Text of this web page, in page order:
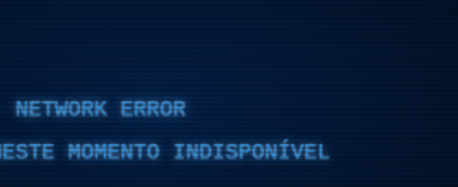
ERROR
MOMENTO INDISPONÍVEL